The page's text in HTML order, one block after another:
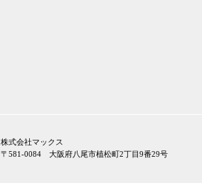
株式会社マックス
〒581-0084 大阪府八尾市植松町2丁目9番29号